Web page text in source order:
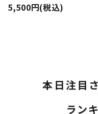
5,500円(税込)
本日注目
ラン